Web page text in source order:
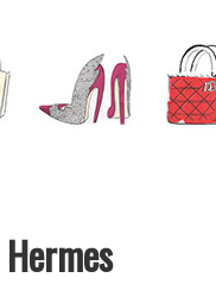
Hermes